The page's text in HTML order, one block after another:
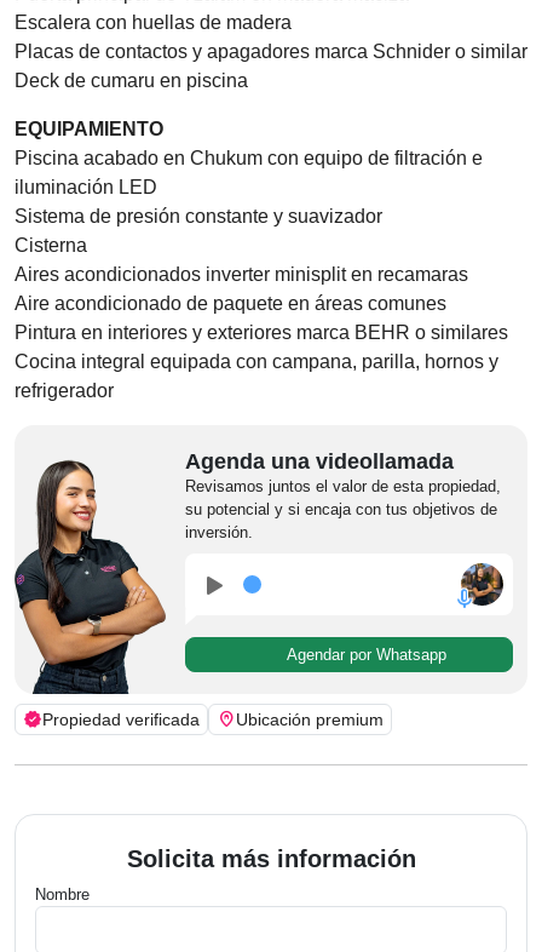
Escalera con huellas de madera
Placas de contactos y apagadores marca Schnider o similar
Deck de cumaru en piscina
EQUIPAMIENTO
Piscina acabado en Chukum con equipo de filtración e
iluminación LED
Sistema de presión constante y suavizador
Cisterna
Aires acondicionados inverter minisplit en recamaras
Aire acondicionado de paquete en áreas comunes
Pintura en interiores y exteriores marca BEHR o similares
Cocina integral equipada con campana, parilla, hornos y
refrigerador
Agenda una videollamada
Revisamos juntos el valor de esta propiedad,
su potencial y si encaja con tus objetivos de
inversión.
play_arrow mic
Agendar por Whatsapp
verifiedPropiedad verificada home_pinUbicación premium
Solicita más información
Nombre